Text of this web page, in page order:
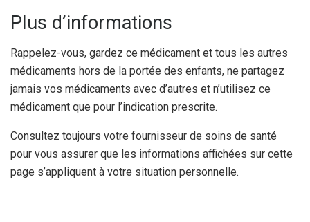
Plus d’informations
Rappelez-vous, gardez ce médicament et tous les autres
médicaments hors de la portée des enfants, ne partagez
jamais vos médicaments avec d’autres et n’utilisez ce
médicament que pour l’indication prescrite.
Consultez toujours votre fournisseur de soins de santé
pour vous assurer que les informations affichées sur cette
page s’appliquent à votre situation personnelle.